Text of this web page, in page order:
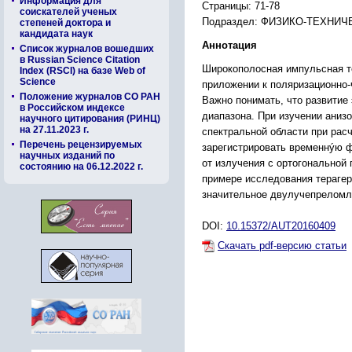
соискателей ученых
степеней доктора и
кандидата наук
Список журналов вошедших
в Russian Science Citation
Index (RSCI) на базе Web of
Science
Положение журналов СО РАН
в Российском индексе
научного цитирования (РИНЦ)
на 27.11.2023 г.
Перечень рецензируемых
научных изданий по
состоянию на 06.12.2022 г.
Страницы: 71-78
Подраздел: ФИЗИКО-
Аннотация
Широкополосная импульсная
приложении к
Важно понимать, что
диапазона. При изучении
спектральной области при
зарегистрировать временнýю
от излучения с
примере исследования
значительное
DOI: 10.15372/AUT20160409
Скачать pdf-версию статьи